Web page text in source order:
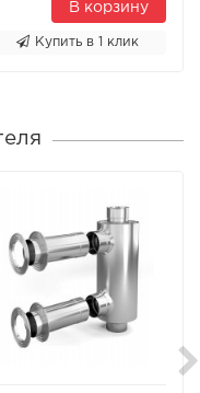
В корзину
Купить в 1 клик